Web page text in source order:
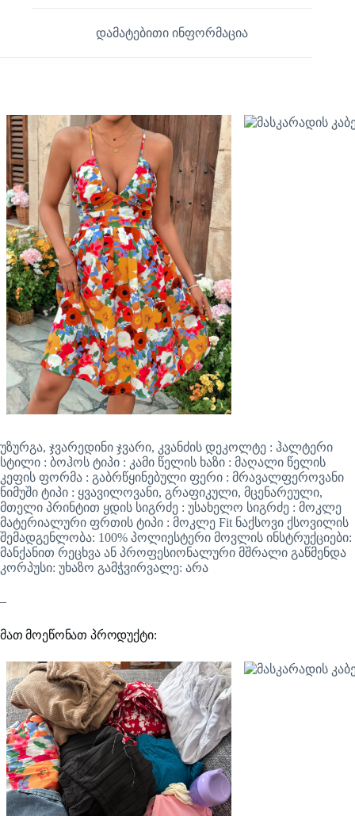
დამატებითი ინფორმაცია
უზურგა, ჯვარედინი ჯვარი, კვანძის დეკოლტე : ჰალტერი
სტილი : ბოჰოს ტიპი : კამი წელის ხაზი : მაღალი წელის
კეფის ფორმა : გაბრწყინებული ფერი : მრავალფეროვანი
ნიმუში ტიპი : ყვავილოვანი, გრაფიკული, მცენარეული,
მთელი პრინტით ყდის სიგრძე : უსახელო სიგრძე : მოკლე
მატერიალური ფრთის ტიპი : მოკლე Fit ნაქსოვი ქსოვილის
შემადგენლობა: 100% პოლიესტერი მოვლის ინსტრუქციები:
მანქანით რეცხვა ან პროფესიონალური მშრალი გაწმენდა
კორპუსი: უხაზო გამჭვირვალე: არა
–
მათ მოეწონათ პროდუქტი: